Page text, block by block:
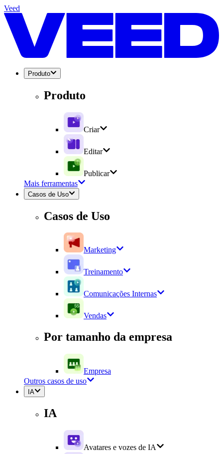
Veed
Produto
Produto
Criar
Editar
Publicar
Mais ferramentas
Casos de Uso
Casos de Uso
Marketing
Treinamento
Comunicações Internas
Vendas
Por tamanho da empresa
Empresa
Outros casos de uso
IA
IA
Avatares e vozes de IA